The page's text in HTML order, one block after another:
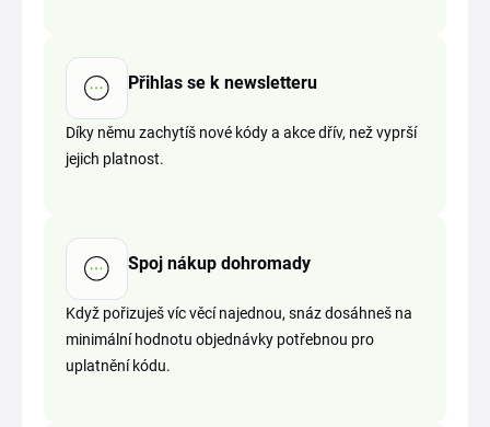
Přihlas se k newsletteru
Díky němu zachytíš nové kódy a akce dřív, než vyprší
jejich platnost.
Spoj nákup dohromady
Když pořizuješ víc věcí najednou, snáz dosáhneš na
minimální hodnotu objednávky potřebnou pro
uplatnění kódu.